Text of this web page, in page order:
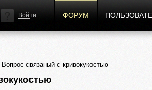
Войти ФОРУМ
связаный с кривокукостью